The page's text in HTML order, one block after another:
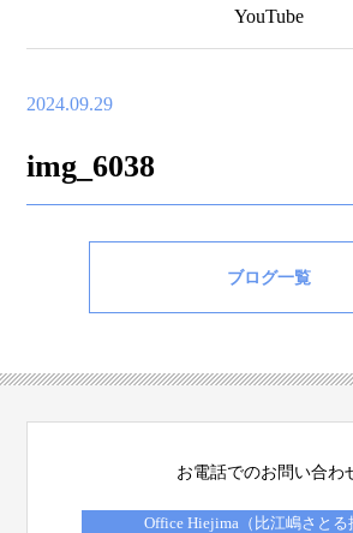
YouTube
2024.09.29
img_6038
ブログ一覧
お電話でのお問い合わ
Office Hiejima（比江嶋さとる